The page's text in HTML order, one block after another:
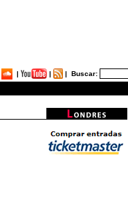
| | | Buscar: